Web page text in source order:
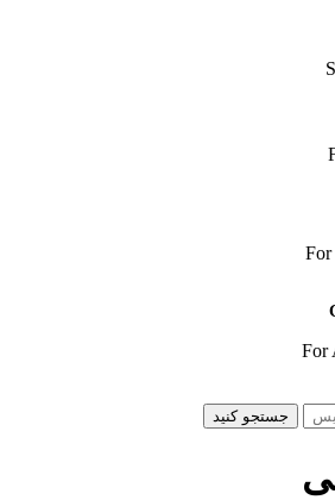
For
For
جستجو کنید